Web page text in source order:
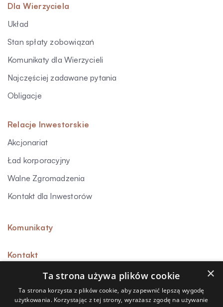
Dla Wierzyciela
Układ
Stan spłaty zobowiązań
Komunikaty dla Wierzycieli
Najczęściej zadawane pytania
Obligacje
Relacje Inwestorskie
Akcjonariat
Ład korporacyjny
Walne Zgromadzenia
Kontakt dla Inwestorów
Komunikaty
Kontakt
×
Ta strona używa plików cookie
Ta strona korzysta z plików cookie, aby zapewnić lepszą wygodę
użytkowania. Korzystając z tej strony, wyrażasz zgodę na używanie